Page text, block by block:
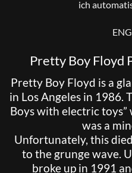
ich
Pretty Boy Floyd
Pretty Boy Floyd is a
in Los Angeles in 1986.
Boys with electric toys”
was a
Unfortunately, this
to the grunge wave.
broke up in 1991